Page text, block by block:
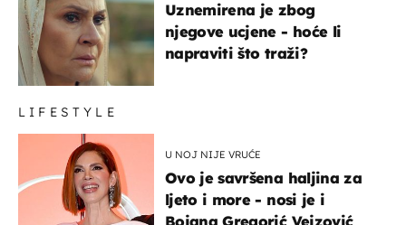
Uznemirena je zbog
njegove ucjene - hoće li
napraviti što traži?
LIFESTYLE
U NOJ NIJE VRUĆE
Ovo je savršena haljina za
ljeto i more - nosi je i